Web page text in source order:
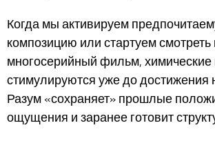
Когда мы активируем
композицию или стартуем
многосерийный фильм,
стимулируются уже до достижения
Разум «сохраняет» прошлые
ощущения и заранее готовит